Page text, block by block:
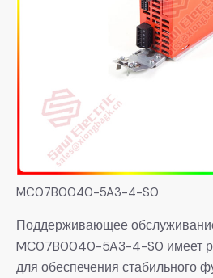
MC07B0040-5A3-4-S0
Поддерживающее
MC07B0040-5A3-4-S0 имеет
для обеспечения стабильного